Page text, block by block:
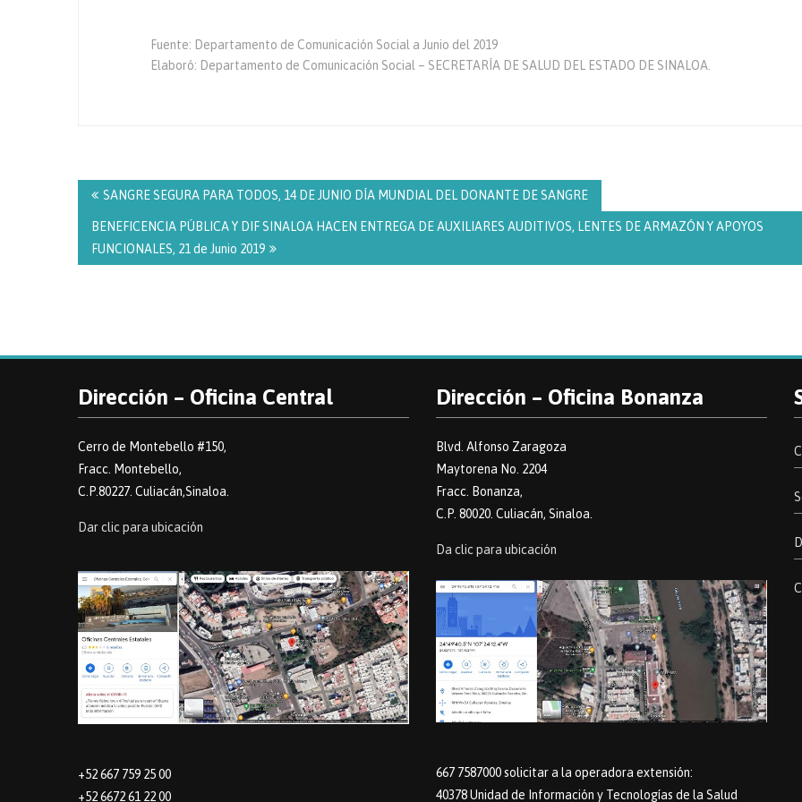
Fuente: Departamento de Comunicación Social a Junio del 2019
Elaboró: Departamento de Comunicación Social – SECRETARÍA DE SALUD DEL ESTADO DE SINALOA.
de
entradas
SANGRE SEGURA PARA TODOS, 14 DE JUNIO DÍA MUNDIAL DEL DONANTE DE SANGRE
BENEFICENCIA PÚBLICA Y DIF SINALOA HACEN ENTREGA DE AUXILIARES AUDITIVOS, LENTES DE ARMAZÓN Y APOYOS
FUNCIONALES, 21 de Junio 2019
Dirección – Oficina Central
Cerro de Montebello #150,
Fracc. Montebello,
C.P.80227. Culiacán,Sinaloa.
Dar clic para ubicación
+52 667 759 25 00
+52 6672 61 22 00
Dirección – Oficina Bonanza
Blvd. Alfonso Zaragoza
Maytorena No. 2204
Fracc. Bonanza,
C.P. 80020. Culiacán, Sinaloa.
Da clic para ubicación
667 7587000 solicitar a la operadora extensión:
40378 Unidad de Información y Tecnologías de la Salud